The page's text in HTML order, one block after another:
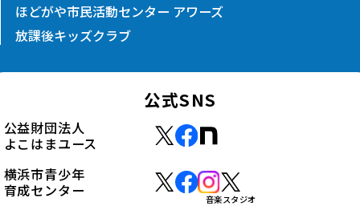
ほどがや市民活動センター アワーズ
放課後キッズクラブ
公式SNS
公益財団法人
よこはまユース
横浜市青少年
育成センター
音楽スタジオ